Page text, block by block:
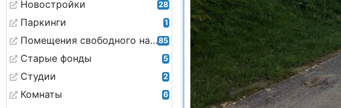
Новостройки 28
Паркинги 1
Помещения свободного назначения85
Старые фонды 5
Студии 2
Комнаты 6